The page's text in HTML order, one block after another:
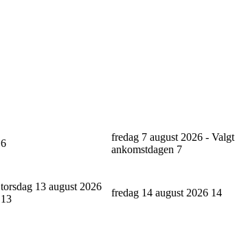
6
fredag 7 august 2026 - Valgt
ankomstdagen 7
torsdag 13 august 2026
13
fredag 14 august 2026 14